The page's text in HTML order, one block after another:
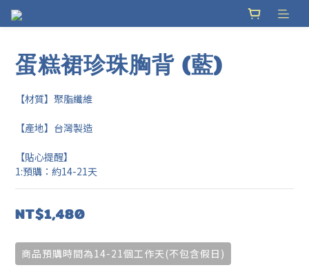
蛋糕裙珍珠胸背 (藍)
【材質】聚脂纖維
【產地】台灣製造
【貼心提醒】
1:預購：約14-21天
NT$1,480
商品預購時間為14-21個工作天(不包含假日)